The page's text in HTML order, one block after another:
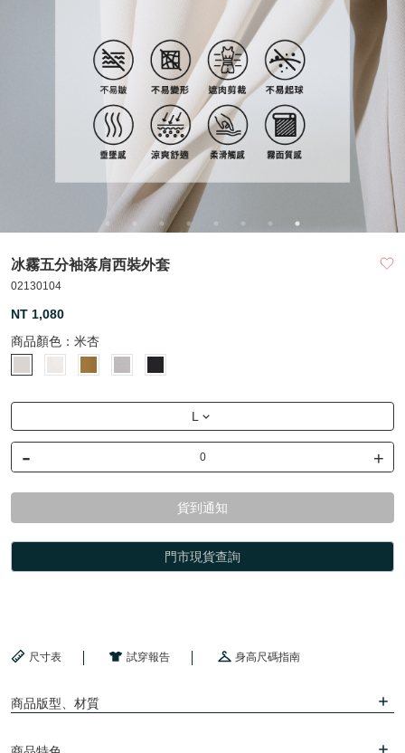
冰霧五分袖落肩西裝外套
02130104
NT 1,080
商品顏色： 米杏
L
- +
貨到通知
門市現貨查詢
尺寸表 試穿報告 身高尺碼指南
商品版型、材質